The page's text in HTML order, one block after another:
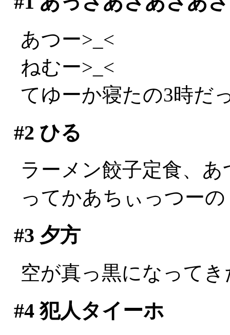
あつー>_<
ねむー>_<
てゆーか寝たの3時だ
#2 ひる
ラーメン餃子定食、
ってかあちぃっつー
#3 夕方
空が真っ黒になって
#4犯人タイーホ